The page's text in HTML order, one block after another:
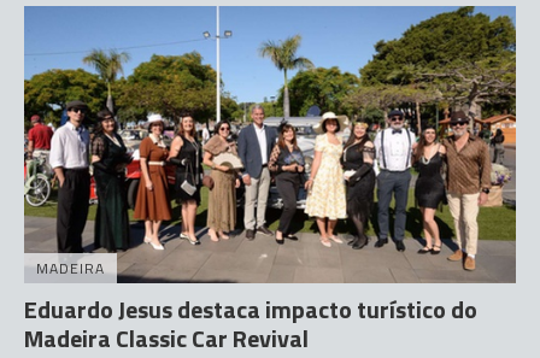
MADEIRA
Eduardo Jesus destaca impacto turístico do
Madeira Classic Car Revival